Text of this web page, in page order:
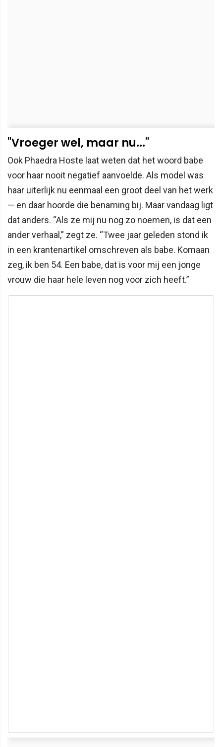
"Vroeger wel, maar nu..."
Ook Phaedra Hoste laat weten dat het woord babe
voor haar nooit negatief aanvoelde. Als model was
haar uiterlijk nu eenmaal een groot deel van het werk
— en daar hoorde die benaming bij. Maar vandaag ligt
dat anders. “Als ze mij nu nog zo noemen, is dat een
ander verhaal,” zegt ze. “Twee jaar geleden stond ik
in een krantenartikel omschreven als babe. Komaan
zeg, ik ben 54. Een babe, dat is voor mij een jonge
vrouw die haar hele leven nog voor zich heeft.”